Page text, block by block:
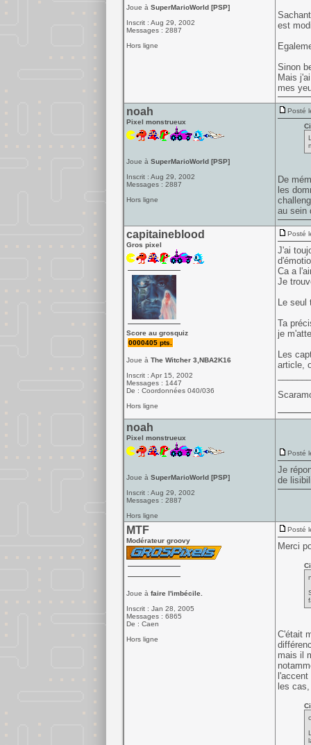
Joue à SuperMarioWorld [PSP]
Inscrit : Aug 29, 2002
Messages : 2887
Hors ligne
est
Sinon
Mais
mes
noah
Pixel monstrueux
Joue à SuperMarioWorld [PSP]
Inscrit : Aug 29, 2002
Messages : 2887
Hors ligne
Posté
De
les
au sein
capitaineblood
Gros pixel
Score au grosquiz
0000405 pts.
Joue à The Witcher 3,NBA2K16
Inscrit : Apr 15, 2002
Messages : 1447
De : Coordonnées 040/036
Hors ligne
Posté
J'ai
Ca a
Je
Le seul
Ta
je
Les
article,
noah
Pixel monstrueux
Joue à SuperMarioWorld [PSP]
Inscrit : Aug 29, 2002
Messages : 2887
Hors ligne
Posté
Je
de
MTF
Modérateur groovy
Joue à faire l'imbécile.
Inscrit : Jan 28, 2005
Messages : 6865
De : Caen
Hors ligne
Posté
Merci
C'était
mais il
les